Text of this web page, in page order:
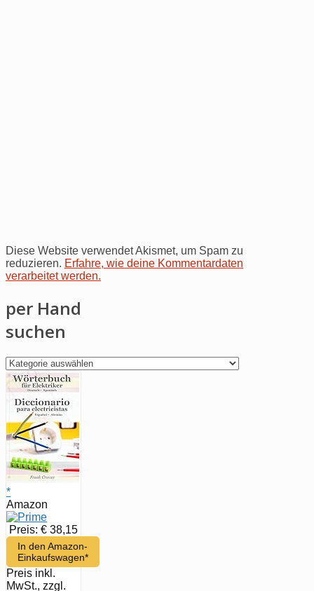
Diese Website verwendet Akismet, um Spam zu
reduzieren. Erfahre, wie deine Kommentardaten
verarbeitet werden.
per Hand
suchen
per
Hand
suchen
*
Amazon
Preis: € 38,15
In den Amazon-
Einkaufswagen*
Preis inkl.
MwSt., zzgl.